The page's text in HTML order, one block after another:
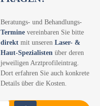
Beratungs- und Behandlungs-
Termine vereinbaren Sie bitte
direkt mit unseren Laser- &
Haut-Spezialisten über deren
jeweiligen Arztprofileintrag.
Dort erfahren Sie auch konkrete
Details über die Kosten.